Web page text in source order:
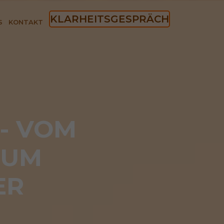
KONTAKT KLARHEITSGESPRÄCH
VOM